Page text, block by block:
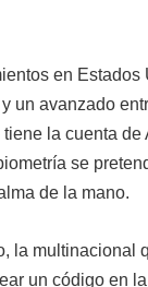
en
un avanzado
la cuenta
se
de la mano.
la multinacional
un código en